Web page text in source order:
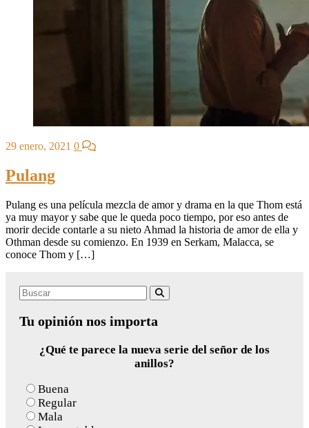
29 enero, 2021 0
Pulang
Pulang es una película mezcla de amor y drama en la que Thom está
ya muy mayor y sabe que le queda poco tiempo, por eso antes de
morir decide contarle a su nieto Ahmad la historia de amor de ella y
Othman desde su comienzo. En 1939 en Serkam, Malacca, se
conoce Thom y […]
Search
Tu opinión nos importa
¿Qué te parece la nueva serie del señor de los
anillos?
Buena
Regular
Mala